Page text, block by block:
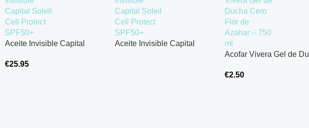
Aceite Invisible Capital
€25.95
Aceite Invisible Capital
Acofar Vivera Gel de
ml
€2.50